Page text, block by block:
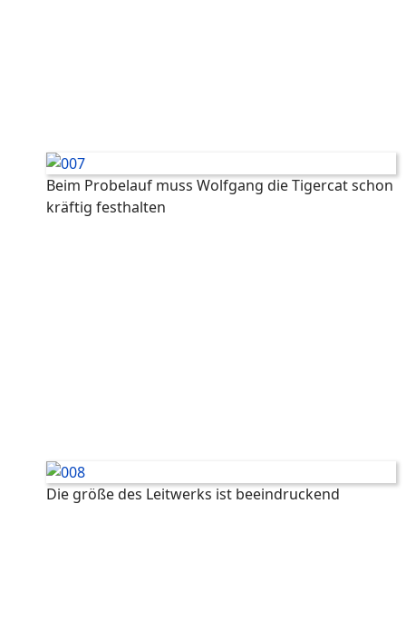
Beim Probelauf muss Wolfgang die Tigercat schon
kräftig festhalten
Die größe des Leitwerks ist beeindruckend